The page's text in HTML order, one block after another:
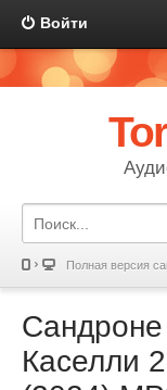
Войти
Полная версия
Каселли